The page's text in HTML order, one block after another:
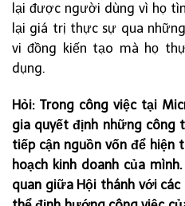
lại được người dùng vì họ
lại giá trị thực sự qua
vi đồng kiến tạo mà họ
dụng.
Hỏi: Trong công việc tại
gia quyết định những công
tiếp cận nguồn vốn để hiện
hoạch kinh doanh của
quan giữa Hội thánh với